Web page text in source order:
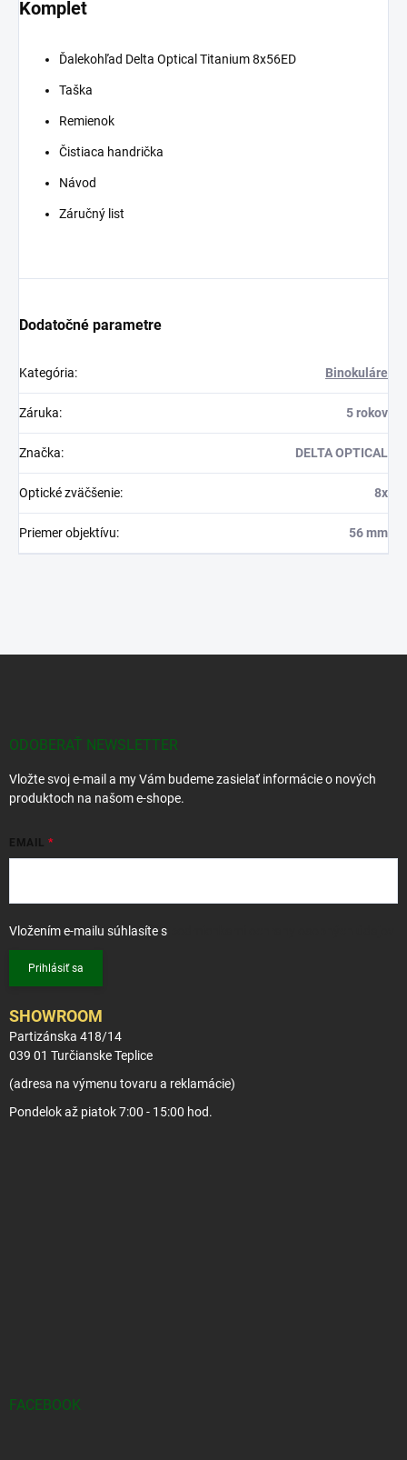
Komplet
Ďalekohľad Delta Optical Titanium 8x56ED
Taška
Remienok
Čistiaca handrička
Návod
Záručný list
Dodatočné parametre
Kategória: Binokuláre
Záruka: 5 rokov
Značka: DELTA OPTICAL
Optické zväčšenie: 8x
Priemer objektívu: 56 mm
ODOBERAŤ NEWSLETTER
Vložte svoj e-mail a my Vám budeme zasielať informácie o nových
produktoch na našom e-shope.
EMAIL
Vložením e-mailu súhlasíte s
Prihlásiť sa
SHOWROOM
Partizánska 418/14
039 01 Turčianske Teplice
(adresa na výmenu tovaru a reklamácie)
Pondelok až piatok 7:00 - 15:00 hod.
FACEBOOK